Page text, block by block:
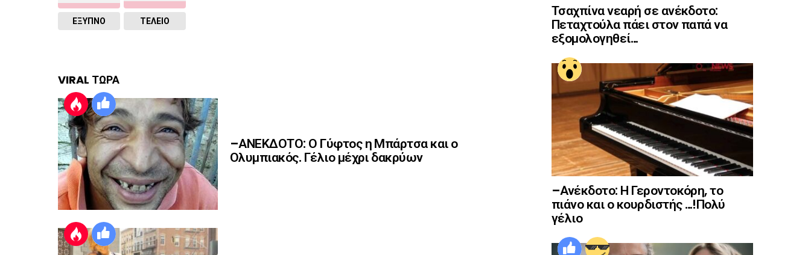
ΈΞΥΠΝΟ ΤΕΛΕΙΟ
VIRAL ΤΩΡΑ
–ΑΝΕΚΔΟΤΟ: Ο Γύφτος η Μπάρτσα και ο
Ολυμπιακός. Γέλιο μέχρι δακρύων
Τσαχπίνα νεαρή σε ανέκδοτο:
Πεταχτούλα πάει στον παπά να
εξομολογηθεί…
–Ανέκδοτο: Η Γεροντοκόρη, το
πιάνο και ο κουρδιστής …!Πολύ
γέλιο